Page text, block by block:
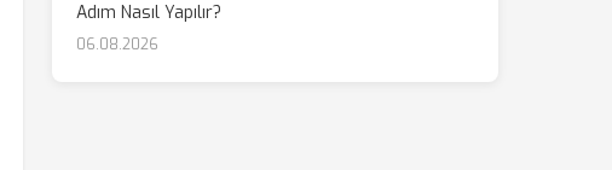
Adım Nasıl Yapılır?
06.08.2026